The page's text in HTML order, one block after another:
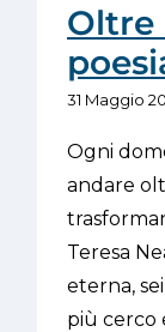
Oltre
31 Maggio
Ogni
andare
Teresa
eterna,
più cerco